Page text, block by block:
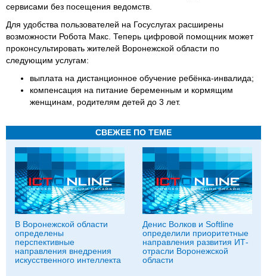
сервисами без посещения ведомств.
Для удобства пользователей на Госуслугах расширены
возможности Робота Макс. Теперь цифровой помощник может
проконсультировать жителей Воронежской области по
следующим услугам:
выплата на дистанционное обучение ребёнка-инвалида;
компенсация на питание беременным и кормящим
женщинам, родителям детей до 3 лет.
СВЕЖЕЕ ПО ТЕМЕ
В Воронежской области
определены
перспективные
направления внедрения
искусственного интеллекта
Денис Волков и Softline
определили приоритетные
направления развития ИТ-
отрасли Воронежской
области